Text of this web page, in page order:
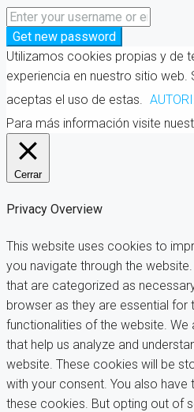
Get new password
Utilizamos cookies propias y de
experiencia en nuestro sitio web.
aceptas el uso de estas.
Para más información visite
Cerrar
Privacy Overview
This website uses cookies to
you navigate through the
that are categorized as
browser as they are essential for
functionalities of the website.
that help us analyze and
website. These cookies will be
with your consent. You also
these cookies. But opting out of